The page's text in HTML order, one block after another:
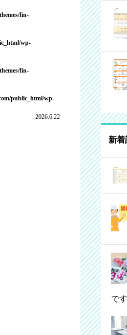
fin-
wp-
fin-
public_html/wp-
2026.6.22
新着
です